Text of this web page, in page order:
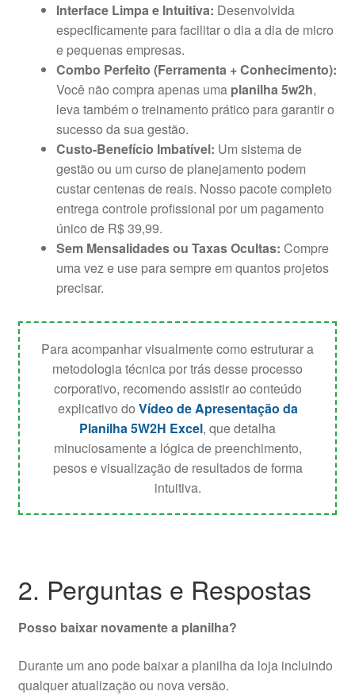
Interface Limpa e Intuitiva: Desenvolvida
especificamente para facilitar o dia a dia de micro
e pequenas empresas.
Combo Perfeito (Ferramenta + Conhecimento):
Você não compra apenas uma planilha 5w2h,
leva também o treinamento prático para garantir o
sucesso da sua gestão.
Custo-Benefício Imbatível: Um sistema de
gestão ou um curso de planejamento podem
custar centenas de reais. Nosso pacote completo
entrega controle profissional por um pagamento
único de R$ 39,99.
Sem Mensalidades ou Taxas Ocultas: Compre
uma vez e use para sempre em quantos projetos
precisar.
Para acompanhar visualmente como estruturar a
metodologia técnica por trás desse processo
corporativo, recomendo assistir ao conteúdo
explicativo do Vídeo de Apresentação da
Planilha 5W2H Excel, que detalha
minuciosamente a lógica de preenchimento,
pesos e visualização de resultados de forma
intuitiva.
2. Perguntas e Respostas
Posso baixar novamente a planilha?
Durante um ano pode baixar a planilha da loja incluindo
qualquer atualização ou nova versão.